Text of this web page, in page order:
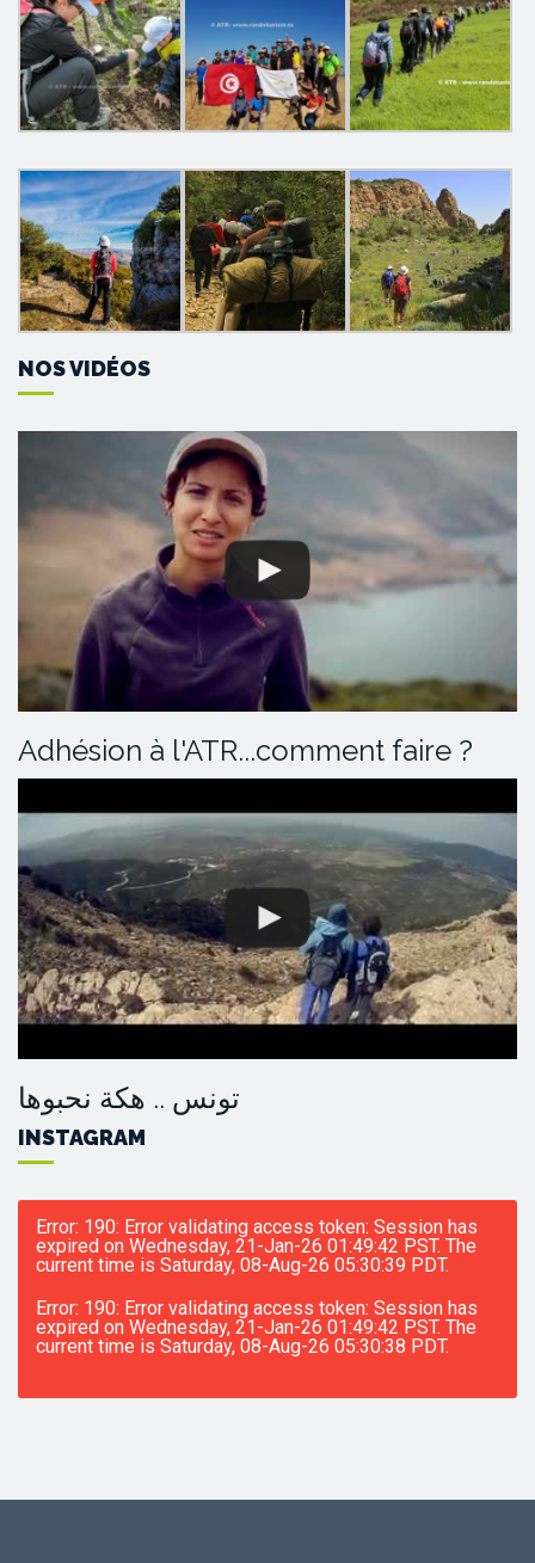
NOS VIDÉOS
Adhésion à l'ATR...comment faire ?
تونس .. هكة نحبوها
INSTAGRAM
Error: 190: Error validating access token: Session has
expired on Wednesday, 21-Jan-26 01:49:42 PST. The
current time is Saturday, 08-Aug-26 05:30:39 PDT.
Error: 190: Error validating access token: Session has
expired on Wednesday, 21-Jan-26 01:49:42 PST. The
current time is Saturday, 08-Aug-26 05:30:38 PDT.